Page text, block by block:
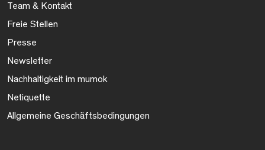
Team & Kontakt
Freie Stellen
Presse
Newsletter
Nachhaltigkeit im mumok
Netiquette
Allgemeine Geschäftsbedingungen